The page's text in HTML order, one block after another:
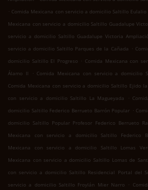
. Comida Mexicana con servicio a domicilio Saltillo
Mexicana con servicio a domicilio Saltillo Guadalupe
servicio a domicilio Saltillo Guadalupe Victoria
servicio a domicilio Saltillo Parques de la Cañada .
domicilio Saltillo El Progreso . Comida Mexicana con
Álamo II
. Comida Mexicana con servicio a domicilio
Comida Mexicana con servicio a domicilio Saltillo Ejido
con servicio a domicilio Saltillo La Magueyada
.
domicilio Saltillo Federico Berrueto Barrón Popular .
domicilio Saltillo Popular Profesor Federico Berrueto
Mexicana con servicio a domicilio Saltillo Federico
Mexicana con servicio a domicilio Saltillo Lomas
Mexicana con servicio a domicilio Saltillo Lomas de
con servicio a domicilio Saltillo Residencial Portal del
servicio a domicilio Saltillo Froylán Mier Narro
.